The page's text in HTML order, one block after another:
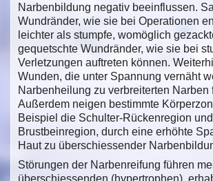
Narbenbildung negativ beeinflussen.
Wundränder, wie sie bei Operationen
leichter als stumpfe, womöglich
gequetschte Wundränder, wie sie bei
Verletzungen auftreten können.
Wunden, die unter Spannung vernäht
Narbenheilung zu verbreiterten Narben
Außerdem neigen bestimmte
Beispiel die Schulter-Rückenregion
Brustbeinregion, durch eine erhöhte
Haut zu überschiessender
Störungen der Narbenreifung führen
überschiessenden (hypertrophen),